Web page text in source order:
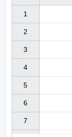
1
2
3
4
5
6
7